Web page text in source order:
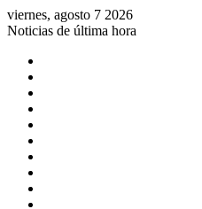
viernes, agosto 7 2026
Noticias de última hora